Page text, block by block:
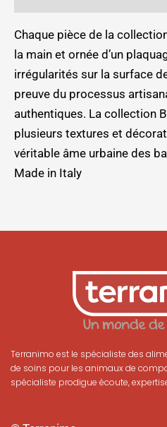
Chaque pièce de la
la main et ornée d’un
irrégularités sur la surface
preuve du processus
authentiques. La collection
plusieurs textures et
véritable âme urbaine des
Made in Italy
Terranimo est le spécialiste des
de soins pour les animaux de
spécialiste prodigue écoute,